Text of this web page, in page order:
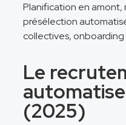
Planification en
présélection
collectives, onboarding
Le
(2025)